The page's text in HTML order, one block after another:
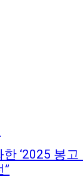
‘2025 봉고